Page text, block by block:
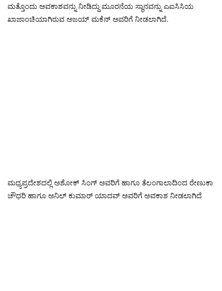
ಮತ್ತೊಂದು ಅವಕಾಶವನ್ನು ನೀಡಿದ್ದು ಮೂರನೆಯ ಸ್ಥಾನವನ್ನು ಎಐಸಿಸಿಯ
ಖಾಜಾಂಚಿಯಾಗಿರುವ ಅಜಯ್ ಮಕೆನ್ ಅವರಿಗೆ ನೀಡಲಾಗಿದೆ‌.
ಮಧ್ಯಪ್ರದೇಶದಲ್ಲಿ ಅಶೋಕ್ ಸಿಂಗ್ ಅವರಿಗೆ ಹಾಗೂ ತೆಲಂಗಾಲಾದಿಂದ ರೇಣುಕಾ
ಚೌಧರಿ ಹಾಗೂ ಅನಿಲ್ ಕುಮಾರ್ ಯಾದವ್ ಅವರಿಗೆ ಅವಕಾಶ ನೀಡಲಾಗಿದೆ